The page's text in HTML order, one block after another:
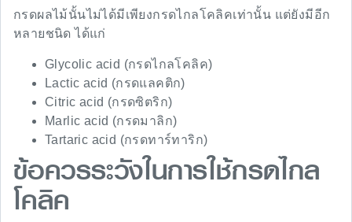
กรดผลไม้นั้นไม่ได้มีเพียงกรดไกลโคลิคเท่านั้น แต่ยังมีอีก
หลายชนิด ได้แก่
Glycolic acid (กรดไกลโคลิค)
Lactic acid (กรดแลคติก)
Citric acid (กรดซิตริก)
Marlic acid (กรดมาลิก)
Tartaric acid (กรดทาร์ทาริก)
ข้อควรระวังในการใช้กรดไกล
โคลิค